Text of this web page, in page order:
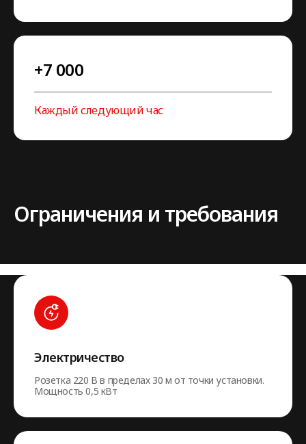
+7 000
Каждый следующий час
Ограничения и требования
Электричество
Розетка 220 В в пределах 30 м от точки установки.
Мощность 0,5 кВт